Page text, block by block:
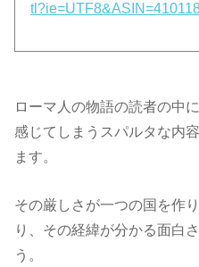
ローマ人の物語の読者の中
感じてしまうスパルタな内
ます。
その厳しさが一つの国を作
り、その経緯が分かる面白
う。